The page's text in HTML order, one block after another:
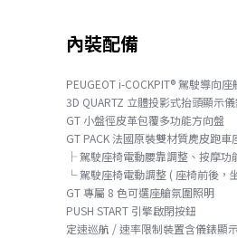
內裝配備
PEUGEOT i-COCKPIT® 駕駛導向座
3D QUARTZ 立體投影式抬頭顯示
GT 小盤徑皮革包覆多功能方向盤
GT PACK 法國原裝雙材質麂皮跑車
├ 駕駛座椅電動腰靠調整、按摩功
└ 駕駛座椅電動調整 ( 座椅前後，
GT 專屬 8 色可選座艙氛圍照明
PUSH START 引擎啟閉按鈕
定速巡航 / 速率限制裝置含儀錶顯